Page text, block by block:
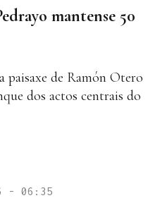
mantense 50
de Ramón Otero
dos actos centrais do
- 06:35